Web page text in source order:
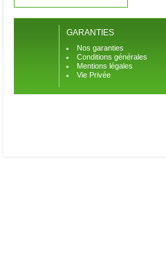
GARANTIES
Nos garanties
Conditions générales
Mentions légales
Vie Privée